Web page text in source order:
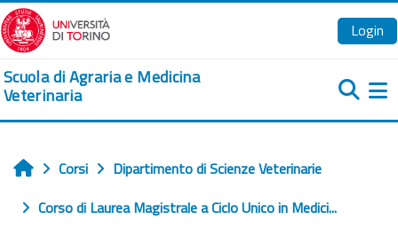
Vai al contenuto principale
Login
Scuola di Agraria e Medicina
Veterinaria
Home
Corsi
Dipartimento di Scienze Veterinarie
Corso di Laurea Magistrale a Ciclo Unico in Medici...